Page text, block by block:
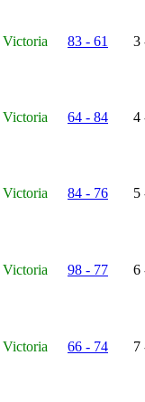
Victoria 83 - 61 3
Victoria 64 - 84 4
Victoria 84 - 76 5
Victoria 98 - 77 6
Victoria 66 - 74 7